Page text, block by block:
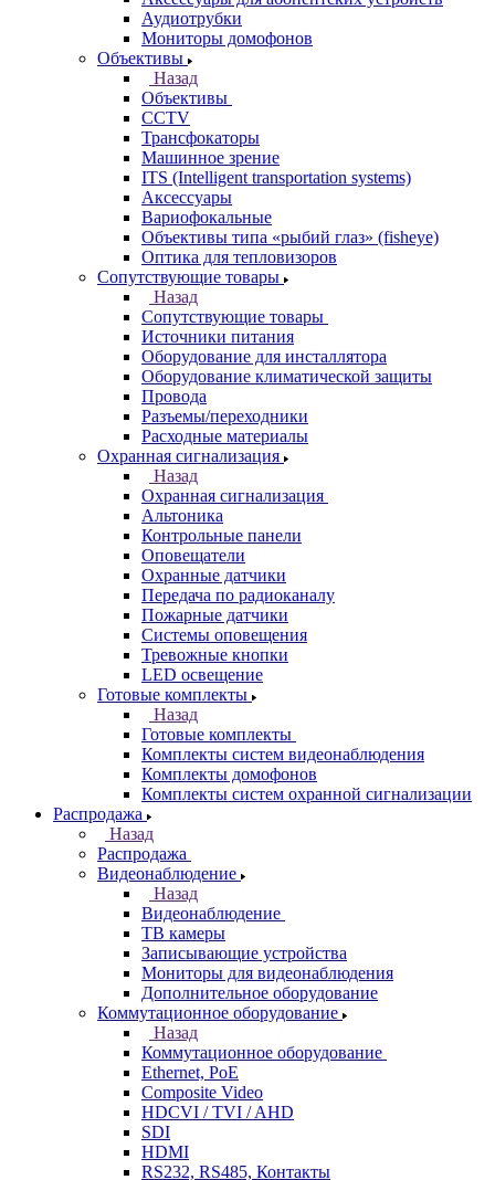
Аудиотрубки
Мониторы домофонов
Объективы
Назад
Объективы
CCTV
Трансфокаторы
Машинное зрение
ITS (Intelligent transportation systems)
Аксессуары
Вариофокальные
Объективы типа «рыбий глаз» (fisheye)
Оптика для тепловизоров
Сопутствующие товары
Назад
Сопутствующие товары
Источники питания
Оборудование для инсталлятора
Оборудование климатической защиты
Провода
Разъемы/переходники
Расходные материалы
Охранная сигнализация
Назад
Охранная сигнализация
Альтоника
Контрольные панели
Оповещатели
Охранные датчики
Передача по радиоканалу
Пожарные датчики
Системы оповещения
Тревожные кнопки
LED освещение
Готовые комплекты
Назад
Готовые комплекты
Комплекты систем видеонаблюдения
Комплекты домофонов
Комплекты систем охранной сигнализации
Распродажа
Назад
Распродажа
Видеонаблюдение
Назад
Видеонаблюдение
ТВ камеры
Записывающие устройства
Мониторы для видеонаблюдения
Дополнительное оборудование
Коммутационное оборудование
Назад
Коммутационное оборудование
Ethernet, PoE
Composite Video
HDCVI / TVI / AHD
SDI
HDMI
RS232, RS485, Контакты